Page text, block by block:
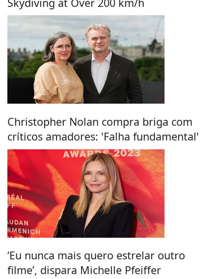
Christopher Nolan compra briga com
críticos amadores: 'Falha fundamental'
‘Eu nunca mais quero estrelar outro
filme’, dispara Michelle Pfeiffer